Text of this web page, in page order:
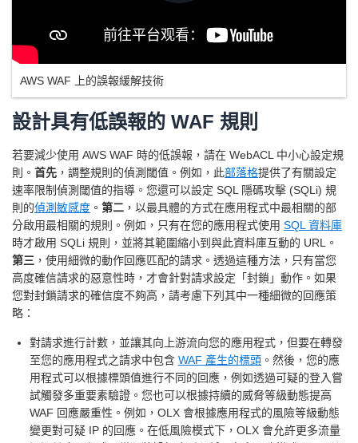
AWS WAF 上的誤報緩解技術
設計具有低誤報的 WAF 規則
若要減少使用 AWS WAF 時的低誤報，請在 WebACL 中小心設定規
則。 首先 ，調整規則的偵測閾值。例如，此部落格提供了有關設定
速率限制偵測閾值的指導。您還可以設定 SQL 隱碼攻擊 (SQLi) 規
則的偵測敏感度 。 第二 ，以最具體的方式在應用程式中最相關的部
分啟用最相關的規則。例如，只有在您的應用程式使用 SQL 資料庫
時才啟用 SQLi 規則，並將其範圍縮小到與此資料庫互動的 URL。
第三 ，使用細微的動作回應匹配的請求。透過這種方法，只有當您
高度確信請求的惡意性時，才會針對請求設定「封鎖」動作。如果
您對封鎖請求的確信度不夠高，請考慮下列其中一種細微的回應策
略：
對請求進行計數，並讓其向上游流向您的應用程式，但要在轉發
至您的應用程式之請求中包含 WAF 產生的標頭 。然後，您的應
用程式可以根據標頭值進行不同的回應，例如透過可疑的登入嘗
試觸發多重要素驗證。您也可以根據持續的威脅等級動態提高
WAF 回應嚴重性。例如，OLX 會根據應用程式的風險等級動態
變更對可疑 IP 的回應。在低風險模式下，OLX 會允許更多流量